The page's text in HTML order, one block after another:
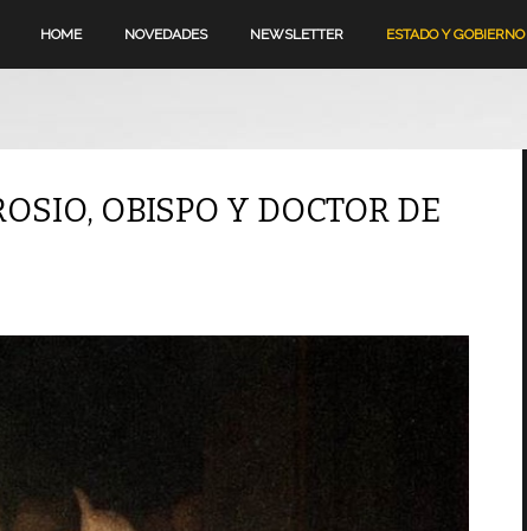
HOME NOVEDADES NEWSLETTER ESTADO Y GOBIERNO
OBISPO Y DOCTOR DE